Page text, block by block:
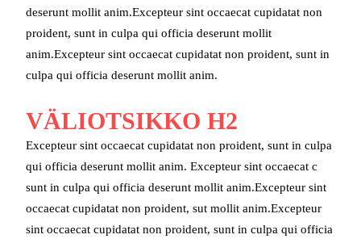
deserunt mollit anim.Excepteur sint occaecat cupidatat non
proident, sunt in culpa qui officia deserunt mollit
anim.Excepteur sint occaecat cupidatat non proident, sunt in
culpa qui officia deserunt mollit anim.
VÄLIOTSIKKO H2
Excepteur sint occaecat cupidatat non proident, sunt in culpa
qui officia deserunt mollit anim. Excepteur sint occaecat c
sunt in culpa qui officia deserunt mollit anim.Excepteur sint
occaecat cupidatat non proident, sut mollit anim.Excepteur
sint occaecat cupidatat non proident, sunt in culpa qui officia